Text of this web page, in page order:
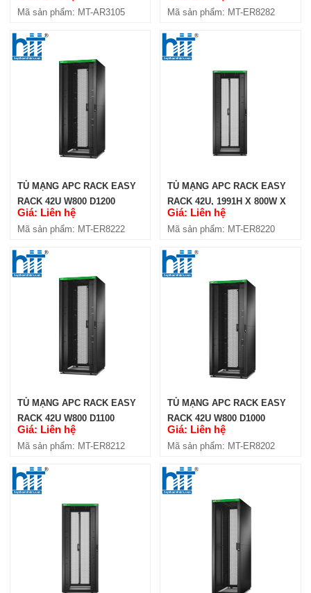
Mã sản phẩm: MT-AR3105 Mã sản phẩm: MT-ER8282
TỦ MẠNG APC RACK EASY
RACK 42U W800 D1200
(ER8222)
Giá: Liên hệ
Mã sản phẩm: MT-ER8222
TỦ MẠNG APC RACK EASY
RACK 42U, 1991H X 800W X
1200D MM (ER8220)
Giá: Liên hệ
Mã sản phẩm: MT-ER8220
TỦ MẠNG APC RACK EASY
RACK 42U W800 D1100
(ER8212)
Giá: Liên hệ
Mã sản phẩm: MT-ER8212
TỦ MẠNG APC RACK EASY
RACK 42U W800 D1000
(ER8202)
Giá: Liên hệ
Mã sản phẩm: MT-ER8202